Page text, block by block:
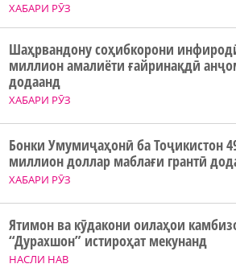
ХАБАРИ РӮЗ
ХАБАРИ РӮЗ
Шаҳрвандону соҳибкорони
миллион амалиёти ғайринақдӣ
додаанд
ХАБАРИ РӮЗ
Бонки Умумиҷаҳонӣ ба Тоҷикистон
миллион доллар маблағи грантӣ
НАСЛИ НАВ
Ятимон ва кӯдакони оилаҳои
“Дурахшон” истироҳат мекунанд